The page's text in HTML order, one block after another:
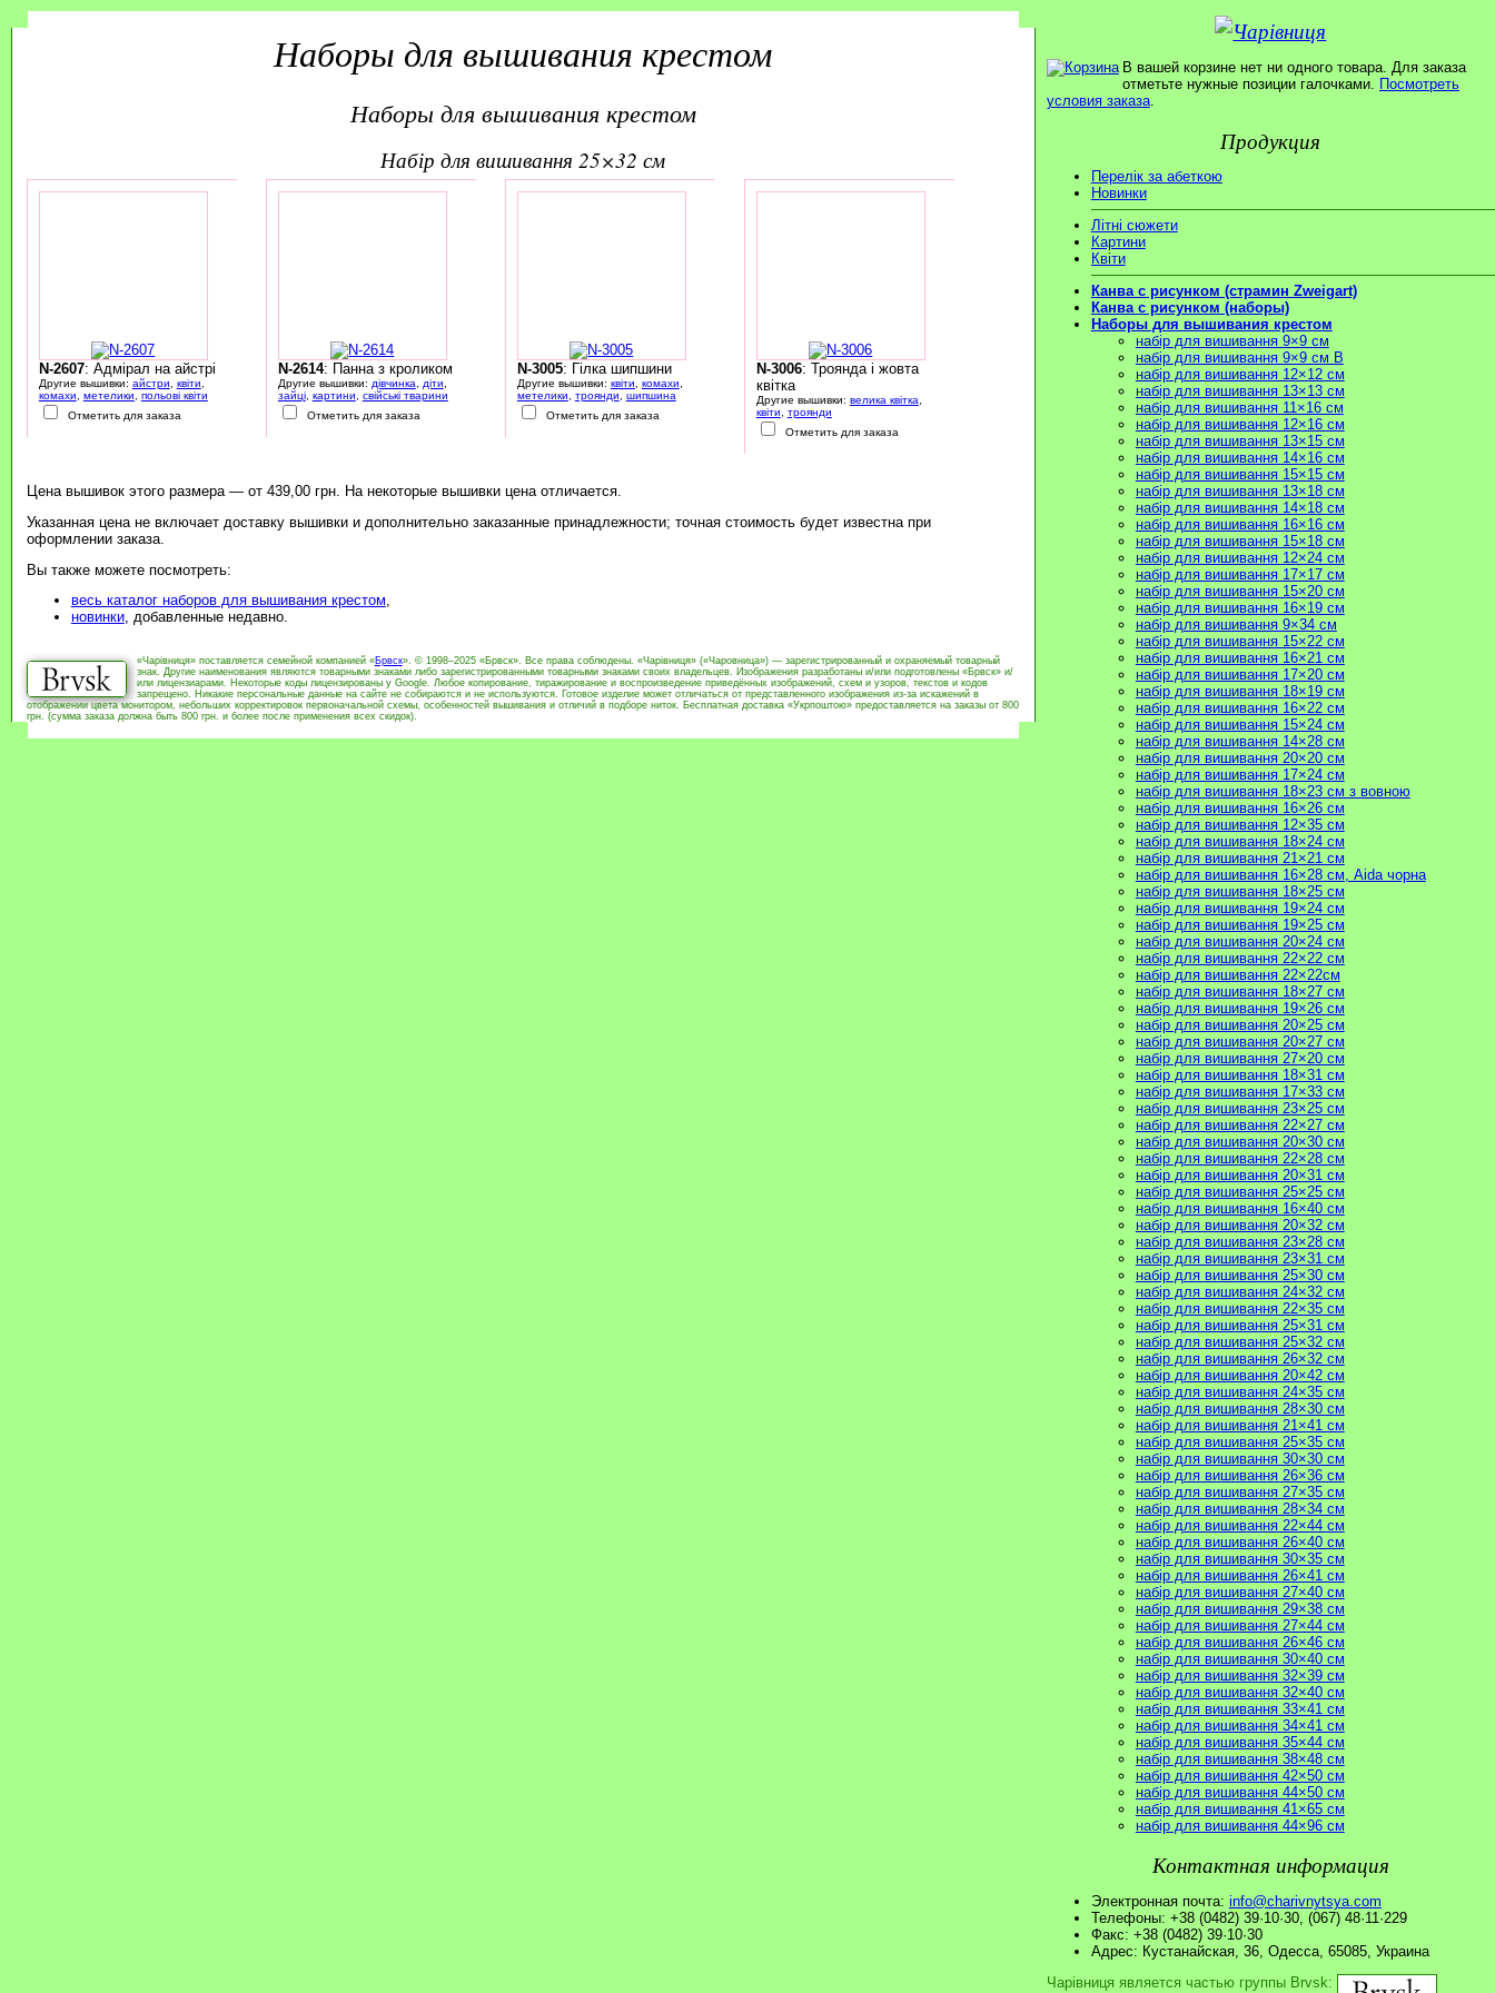
Наборы для вышивания крестом
Наборы для вышивания крестом
набір для вишивання 25×32 см
N-2607: Адмірал на айстрі
Другие вышивки: айстри квіти
комахи
метелики
польові квіти
Отметить для заказа
N-2614: Панна з кроликом
Другие вышивки: дівчинка діти
зайці, картини
свійські тварини
Отметить для заказа
N-3005: Гілка шипшини
Другие вышивки: квіти комахи
метелики
троянди
шипшина
Отметить для заказа
N-3006: Троянда і жовта
квітка
Другие вышивки: велика квітка
квіти
троянди
Отметить для заказа
Цена вышивок этого размера — от 439,00 грн. На некоторые вышивки цена отличается.
Указанная цена не включает доставку вышивки и дополнительно заказанные принадлежности; точная стоимость будет известна при
оформлении заказа.
Вы также можете посмотреть:
весь каталог наборов для вышивания крестом,
новинки, добавленные недавно.
«Чарівниця» поставляется семейной компанией «Брвск». © 1998–2025 «Брвск». Все права соблюдены. «Чарівниця» («Чаровница») — зарегистрированный и охраняемый товарный
знак. Другие наименования являются товарными знаками либо зарегистрированными товарными знаками своих владельцев. Изображения разработаны и/или подготовлены «Брвск» и/
или лицензиарами. Некоторые коды лицензированы у Google. Любое копирование, тиражирование и воспроизведение приведённых изображений, схем и узоров, текстов и кодов
запрещено. Никакие персональные данные на сайте не собираются и не используются. Готовое изделие может отличаться от представленного изображения из-за искажений в
отображении цвета монитором, небольших корректировок первоначальной схемы, особенностей вышивания и отличий в подборе ниток. Бесплатная доставка «Укрпоштою» предоставляется на заказы от 800
грн. (сумма заказа должна быть 800 грн. и более после применения всех скидок).
В вашей корзине нет ни одного товара. Для заказа
отметьте нужные позиции галочками. Посмотреть
условия заказа.
Продукция
Перелік за абеткою
Новинки
Літні сюжети
Картини
Квіти
Канва с рисунком (страмин Zweigart)
Канва с рисунком (наборы)
Наборы для вышивания крестом
набір для вишивання 9×9 см
набір для вишивання 9×9 см В
набір для вишивання 12×12 см
набір для вишивання 13×13 см
набір для вишивання 11×16 см
набір для вишивання 12×16 см
набір для вишивання 13×15 см
набір для вишивання 14×16 см
набір для вишивання 15×15 см
набір для вишивання 13×18 см
набір для вишивання 14×18 см
набір для вишивання 16×16 см
набір для вишивання 15×18 см
набір для вишивання 12×24 см
набір для вишивання 17×17 см
набір для вишивання 15×20 см
набір для вишивання 16×19 см
набір для вишивання 9×34 см
набір для вишивання 15×22 см
набір для вишивання 16×21 см
набір для вишивання 17×20 см
набір для вишивання 18×19 см
набір для вишивання 16×22 см
набір для вишивання 15×24 см
набір для вишивання 14×28 см
набір для вишивання 20×20 см
набір для вишивання 17×24 см
набір для вишивання 18×23 см з вовною
набір для вишивання 16×26 см
набір для вишивання 12×35 см
набір для вишивання 18×24 см
набір для вишивання 21×21 см
набір для вишивання 16×28 см, Aida чорна
набір для вишивання 18×25 см
набір для вишивання 19×24 см
набір для вишивання 19×25 см
набір для вишивання 20×24 см
набір для вишивання 22×22 см
набір для вишивання 22×22см
набір для вишивання 18×27 см
набір для вишивання 19×26 см
набір для вишивання 20×25 см
набір для вишивання 20×27 см
набір для вишивання 27×20 см
набір для вишивання 18×31 см
набір для вишивання 17×33 см
набір для вишивання 23×25 см
набір для вишивання 22×27 см
набір для вишивання 20×30 см
набір для вишивання 22×28 см
набір для вишивання 20×31 см
набір для вишивання 25×25 см
набір для вишивання 16×40 см
набір для вишивання 20×32 см
набір для вишивання 23×28 см
набір для вишивання 23×31 см
набір для вишивання 25×30 см
набір для вишивання 24×32 см
набір для вишивання 22×35 см
набір для вишивання 25×31 см
набір для вишивання 25×32 см
набір для вишивання 26×32 см
набір для вишивання 20×42 см
набір для вишивання 24×35 см
набір для вишивання 28×30 см
набір для вишивання 21×41 см
набір для вишивання 25×35 см
набір для вишивання 30×30 см
набір для вишивання 26×36 см
набір для вишивання 27×35 см
набір для вишивання 28×34 см
набір для вишивання 22×44 см
набір для вишивання 26×40 см
набір для вишивання 30×35 см
набір для вишивання 26×41 см
набір для вишивання 27×40 см
набір для вишивання 29×38 см
набір для вишивання 27×44 см
набір для вишивання 26×46 см
набір для вишивання 30×40 см
набір для вишивання 32×39 см
набір для вишивання 32×40 см
набір для вишивання 33×41 см
набір для вишивання 34×41 см
набір для вишивання 35×44 см
набір для вишивання 38×48 см
набір для вишивання 42×50 см
набір для вишивання 44×50 см
набір для вишивання 41×65 см
набір для вишивання 44×96 см
Контактная информация
Электронная почта: info@charivnytsya.com
Телефоны: +38 (0482) 39·10·30, (067) 48·11·229
Факс: +38 (0482) 39·10·30
Адрес: Кустанайская, 36, Одесса, 65085, Украина
Чарівниця является частью группы Brvsk: